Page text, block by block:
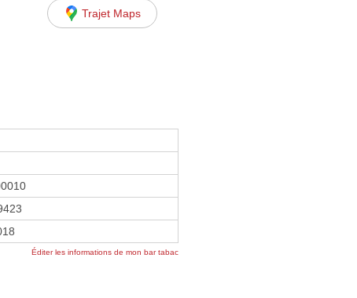
Trajet Maps
Éditer les informations de mon bar tabac